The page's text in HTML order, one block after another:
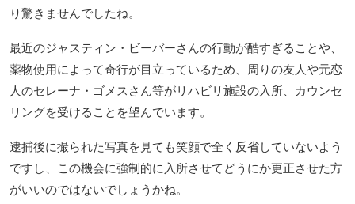
り驚きませんでしたね。
最近のジャスティン・ビーバーさんの行動が酷すぎることや、
薬物使用によって奇行が目立っているため、周りの友人や元恋
人のセレーナ・ゴメスさん等がリハビリ施設の入所、カウンセ
リングを受けることを望んでいます。
逮捕後に撮られた写真を見ても笑顔で全く反省していないよう
ですし、この機会に強制的に入所させてどうにか更正させた方
がいいのではないでしょうかね。